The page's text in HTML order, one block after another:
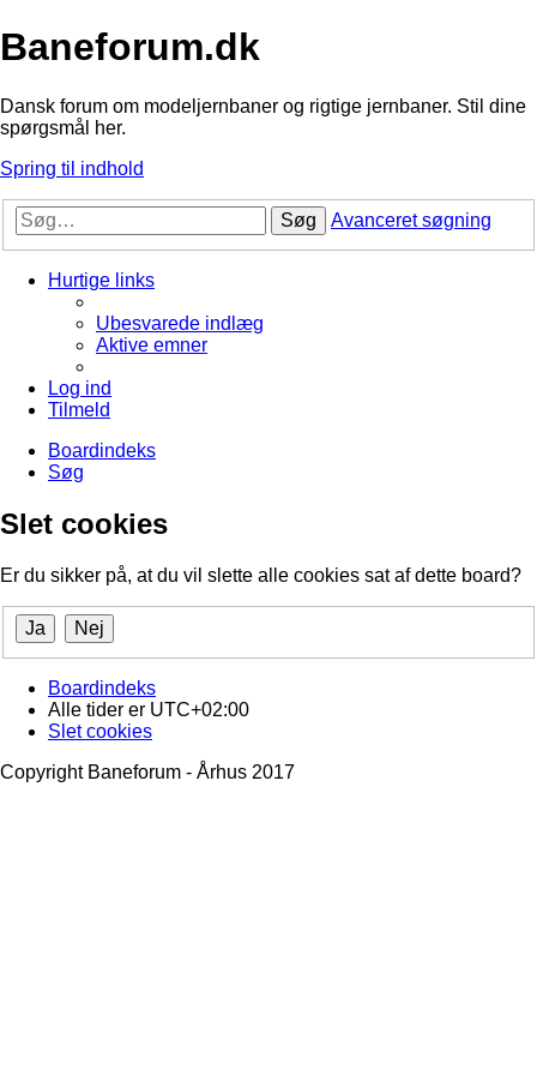
Baneforum.dk
Dansk forum om modeljernbaner og rigtige jernbaner. Stil dine
spørgsmål her.
Spring til indhold
Søg Avanceret søgning
Hurtige links
Ubesvarede indlæg
Aktive emner
Log ind
Tilmeld
Boardindeks
Søg
Slet cookies
Er du sikker på, at du vil slette alle cookies sat af dette board?
Boardindeks
Alle tider er UTC+02:00
Slet cookies
Copyright Baneforum - Århus 2017